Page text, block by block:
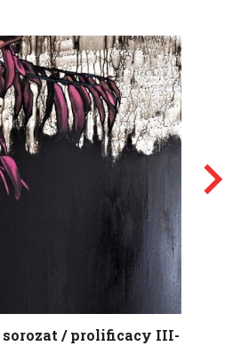
sorozat / prolificacy III-